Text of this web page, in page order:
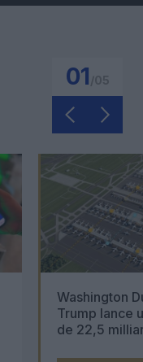
01
Washington
Trump lance
de 22,5